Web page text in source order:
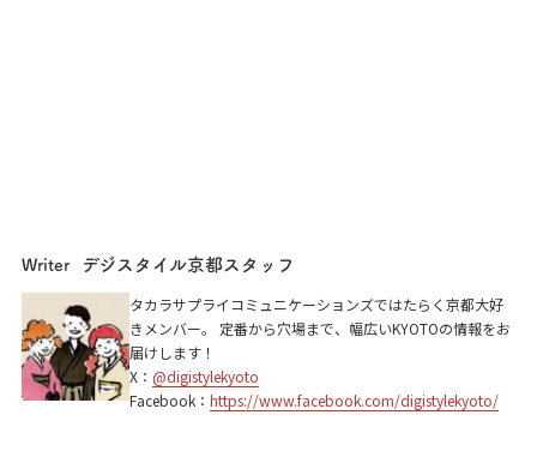
Writer デジスタイル京都スタッフ
タカラサプライコミュニケーションズではたらく京都大好
きメンバー。 定番から穴場まで、幅広いKYOTOの情報をお
届けします！
X： @digistylekyoto
Facebook： https://www.facebook.com/digistylekyoto/